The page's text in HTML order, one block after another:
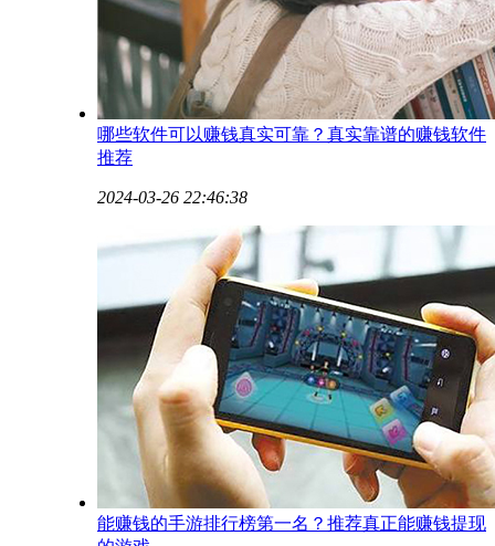
哪些软件可以赚钱真实可靠？真实靠谱的赚钱软件
推荐
2024-03-26 22:46:38
能赚钱的手游排行榜第一名？推荐真正能赚钱提现